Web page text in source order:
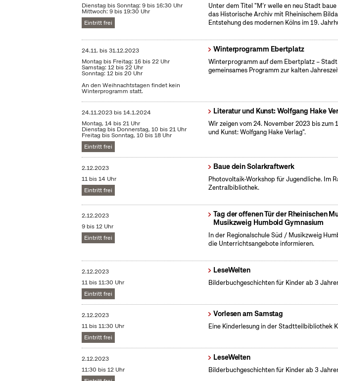
Dienstag bis Sonntag: 9 bis 16:30 Uhr
Mittwoch: 9 bis 19:30 Uhr
Eintritt frei
Unter dem Titel "M’r welle en neu Stadt
das Historische Archiv mit Rheinischem
Entstehung des modernen Kölns im 19.
24.11. bis31.12.2023
Montag bis Freitag: 16 bis 22 Uhr
Samstag: 12 bis 22 Uhr
Sonntag: 12 bis 20 Uhr
An den Weihnachtstagen findet kein
Winterprogramm statt.
Winterprogramm Ebertplatz
Winterprogramm auf dem Ebertplatz –
gemeinsames Programm zur kalten
24.11.2023 bis14.1.2024
Montag, 14 bis 21 Uhr
Dienstag bis Donnerstag, 10 bis 21 Uhr
Freitag bis Sonntag, 10 bis 18 Uhr
Eintritt frei
Literatur und Kunst: Wolfgang Hake
Wir zeigen vom 24. November 2023 bis
und Kunst: Wolfgang Hake Verlag".
2.12.2023
11 bis 14 Uhr
Eintritt frei
Baue dein Solarkraftwerk
​Photovoltaik-Workshop für Jugendliche. Im
Zentralbibliothek.
2.12.2023
9 bis 12 Uhr
Eintritt frei
Tag der offenen Tür der Rheinischen
Musikzweig Humbold Gymnasium
In der Regionalschule Süd / Musikzweig
die Unterrichtsangebote informieren.
2.12.2023
11 bis 11:30 Uhr
Eintritt frei
LeseWelten
Bilderbuchgeschichten für Kinder ab 3
2.12.2023
11 bis 11:30 Uhr
Eintritt frei
Vorlesen am Samstag
Eine Kinderlesung in der Stadtteilbibliothek
2.12.2023
11:30 bis 12 Uhr
LeseWelten
Bilderbuchgeschichten für Kinder ab 3